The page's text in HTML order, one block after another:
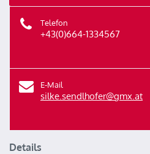
Telefon
+43(0)664-1334567
E-Mail
silke.sendlhofer@gmx.at
Details